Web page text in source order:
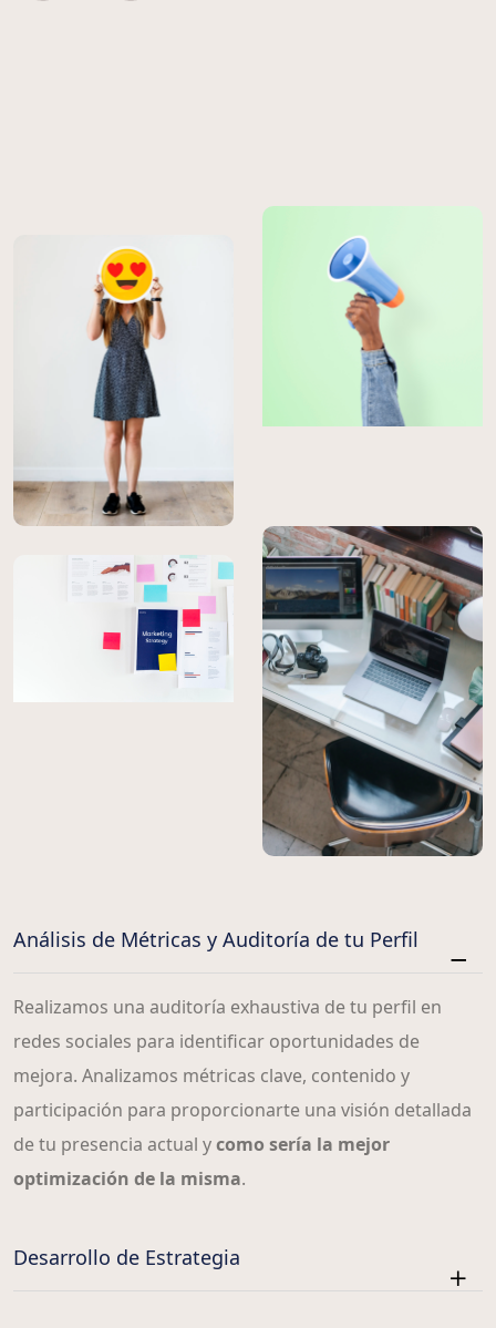
Análisis de Métricas y Auditoría de tu Perfil
Realizamos una auditoría exhaustiva de tu perfil en
redes sociales para identificar oportunidades de
mejora. Analizamos métricas clave, contenido y
participación para proporcionarte una visión detallada
de tu presencia actual ycomo sería la mejor
optimización de la misma.
Desarrollo de Estrategia